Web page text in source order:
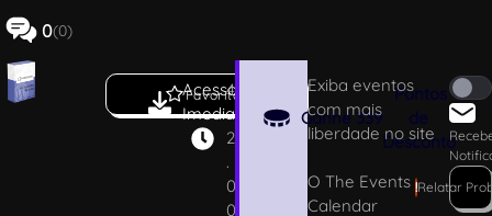
0(0)
Favoritar
Acesso
Imediato
4
.
2
.
0
0
Ganhe339
Pontos
de
Desconto
Exiba eventos
com mais
liberdade no site
O The Events
Calendar
!Relatar